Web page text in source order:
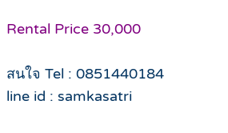
Rental Price 30,000
สนใจ Tel : 0851440184
line id : samkasatri